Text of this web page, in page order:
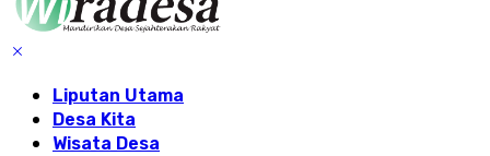
Liputan Utama
Desa Kita
Wisata Desa